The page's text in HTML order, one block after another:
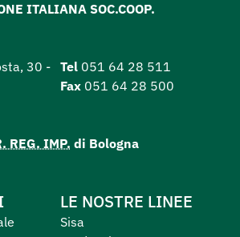
ITALIANA SOC.COOP.
30 -
Tel 051 64 28 511
Fax 051 64 28 500
REG. IMP. di Bologna
LE NOSTRE LINEE
Sisa